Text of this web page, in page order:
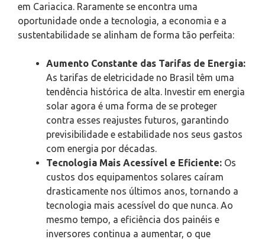
em Cariacica. Raramente se encontra uma
oportunidade onde a tecnologia, a economia e a
sustentabilidade se alinham de forma tão perfeita:
Aumento Constante das Tarifas de Energia:
As tarifas de eletricidade no Brasil têm uma
tendência histórica de alta. Investir em energia
solar agora é uma forma de se proteger
contra esses reajustes futuros, garantindo
previsibilidade e estabilidade nos seus gastos
com energia por décadas.
Tecnologia Mais Acessível e Eficiente: Os
custos dos equipamentos solares caíram
drasticamente nos últimos anos, tornando a
tecnologia mais acessível do que nunca. Ao
mesmo tempo, a eficiência dos painéis e
inversores continua a aumentar, o que